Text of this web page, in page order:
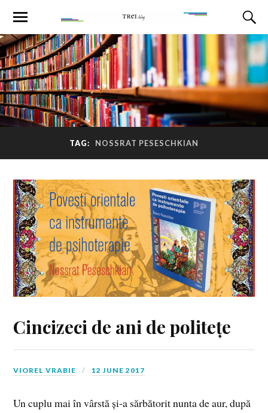
TAG: NOSSRAT PESESCHKIAN
Cincizeci de ani de politețe
VIOREL VRABIE 12 JUNE 2017
Un cuplu mai în vârstă și‑a sărbătorit nunta de aur, după